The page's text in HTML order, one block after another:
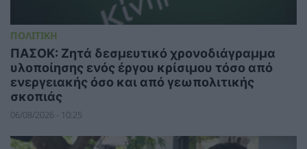
ΠΟΛΙΤΙΚΗ
ΠΑΣΟΚ: Ζητά δεσμευτικό χρονοδιάγραμμα
υλοποίησης ενός έργου κρίσιμου τόσο από
ενεργειακής όσο και από γεωπολιτικής
σκοπιάς
06/08/2026 - 10:25